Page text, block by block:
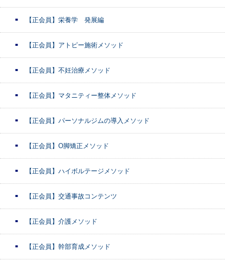
【正会員】栄養学 発展編
【正会員】アトピー施術メソッド
【正会員】不妊治療メソッド
【正会員】マタニティー整体メソッド
【正会員】パーソナルジムの導入メソッド
【正会員】O脚矯正メソッド
【正会員】ハイボルテージメソッド
【正会員】交通事故コンテンツ
【正会員】介護メソッド
【正会員】幹部育成メソッド